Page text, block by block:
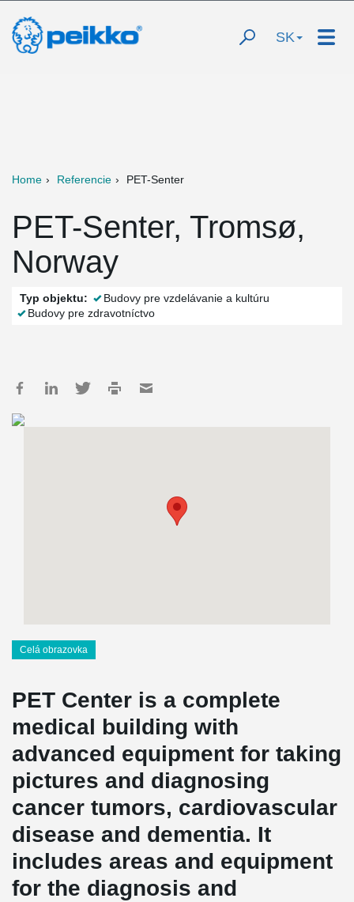
SK
Home Referencie PET-Senter
PET-Senter, Tromsø,
Norway
Typ objektu:
Budovy pre vzdelávanie a kultúru
Budovy pre zdravotníctvo
Celá obrazovka
PET Center is a complete
medical building with
advanced equipment for taking
pictures and diagnosing
cancer tumors, cardiovascular
disease and dementia. It
includes areas and equipment
for the diagnosis and